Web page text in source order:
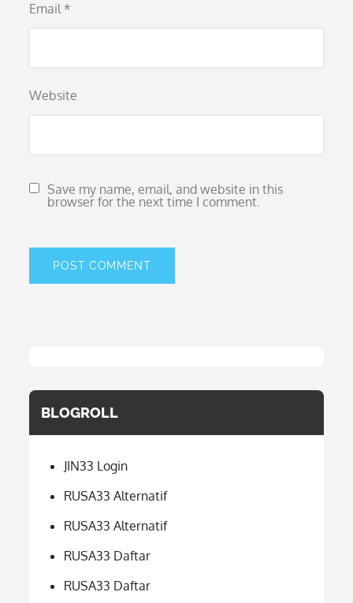
Email *
Website
Save my name, email, and website in this
browser for the next time I comment.
BLOGROLL
JIN33 Login
RUSA33 Alternatif
RUSA33 Alternatif
RUSA33 Daftar
RUSA33 Daftar